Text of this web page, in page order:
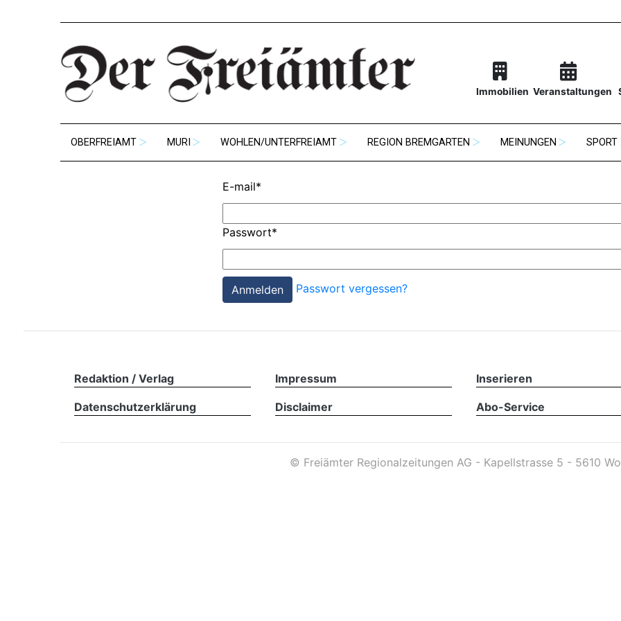
Immobilien Veranstaltungen
OBERFREIAMT MURI WOHLEN/UNTERFREIAMT REGION BREMGARTEN MEINUNGEN SPORT
E-mail*
Passwort*
Passwort vergessen?
Redaktion / Verlag Impressum Inserieren
Datenschutzerklärung Disclaimer Abo-Service
© Freiämter Regionalzeitungen AG - Kapellstrasse 5 - 5610